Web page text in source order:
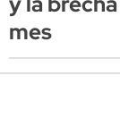
mes